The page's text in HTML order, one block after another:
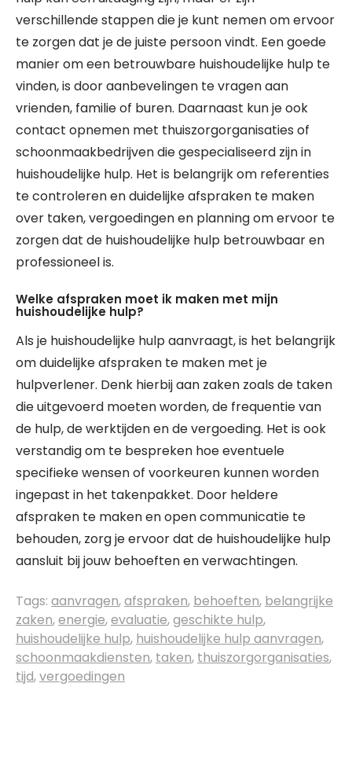
verschillende stappen die je kunt nemen om ervoor
te zorgen dat je de juiste persoon vindt. Een goede
manier om een betrouwbare huishoudelijke hulp te
vinden, is door aanbevelingen te vragen aan
vrienden, familie of buren. Daarnaast kun je ook
contact opnemen met thuiszorgorganisaties of
schoonmaakbedrijven die gespecialiseerd zijn in
huishoudelijke hulp. Het is belangrijk om referenties
te controleren en duidelijke afspraken te maken
over taken, vergoedingen en planning om ervoor te
zorgen dat de huishoudelijke hulp betrouwbaar en
professioneel is.
Welke afspraken moet ik maken met mijn
huishoudelijke hulp?
Als je huishoudelijke hulp aanvraagt, is het belangrijk
om duidelijke afspraken te maken met je
hulpverlener. Denk hierbij aan zaken zoals de taken
die uitgevoerd moeten worden, de frequentie van
de hulp, de werktijden en de vergoeding. Het is ook
verstandig om te bespreken hoe eventuele
specifieke wensen of voorkeuren kunnen worden
ingepast in het takenpakket. Door heldere
afspraken te maken en open communicatie te
behouden, zorg je ervoor dat de huishoudelijke hulp
aansluit bij jouw behoeften en verwachtingen.
Tags: aanvragen,afspraken, behoeften, belangrijke
zaken,energie,evaluatie,geschikte hulp,
huishoudelijke hulp, huishoudelijke hulp aanvragen,
schoonmaakdiensten, taken, thuiszorgorganisaties,
tijd,vergoedingen